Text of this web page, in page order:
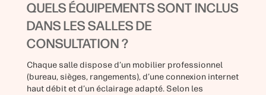
QUELS ÉQUIPEMENTS SONT INCLUS
DANS LES SALLES DE
CONSULTATION ?
Chaque salle dispose d’un mobilier professionnel
(bureau, sièges, rangements), d’une connexion internet
haut débit et d’un éclairage adapté. Selon les